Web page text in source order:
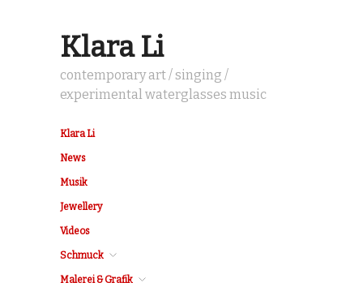
Klara Li
contemporary art / singing /
experimental waterglasses music
Klara Li
News
Musik
Jewellery
Videos
Schmuck
Malerei & Grafik